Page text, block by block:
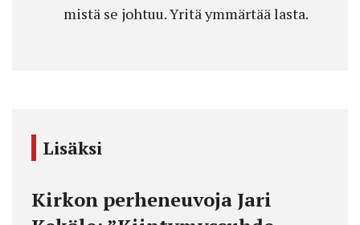
mistä se johtuu. Yritä ymmärtää lasta.
Lisäksi
Kirkon perheneuvoja Jari